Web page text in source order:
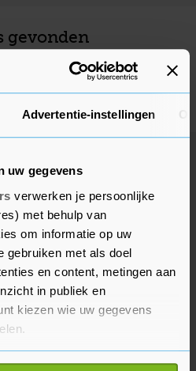
Advertentie-instellingen
uw gegevens
verwerken je persoonlijke
met behulp van
om informatie op uw
gebruiken met als doel
en content, metingen aan
in publiek en
kiezen wie uw gegevens
ook graag:
gevonden
dit moment geen actieve
eens terug.